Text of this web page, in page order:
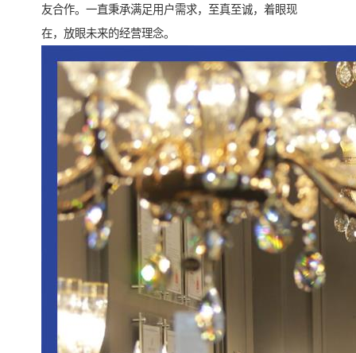
友合作。一直秉承满足用户需求，至真至诚，着眼现
在，放眼未来的经营理念。